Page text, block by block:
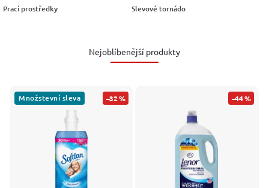
Prací prostředky
Slevové tornádo
Nejoblíbenější produkty
Množstevní sleva –32 % –44 %